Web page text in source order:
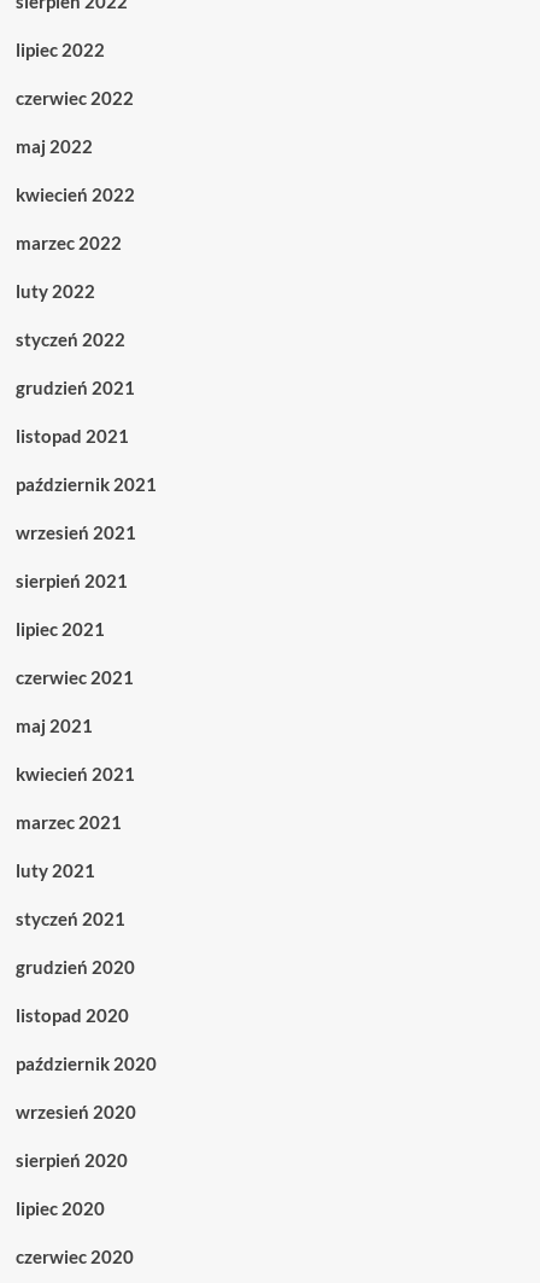
lipiec 2022
czerwiec 2022
maj 2022
kwiecień 2022
marzec 2022
luty 2022
styczeń 2022
grudzień 2021
listopad 2021
październik 2021
wrzesień 2021
sierpień 2021
lipiec 2021
czerwiec 2021
maj 2021
kwiecień 2021
marzec 2021
luty 2021
styczeń 2021
grudzień 2020
listopad 2020
październik 2020
wrzesień 2020
sierpień 2020
lipiec 2020
czerwiec 2020